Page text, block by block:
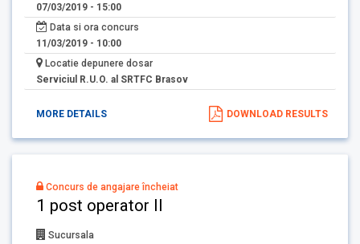
07/03/2019 - 15:00
Data si ora concurs
11/03/2019 - 10:00
Locatie depunere dosar
Serviciul R.U.O. al SRTFC Brasov
MORE DETAILS DOWNLOAD RESULTS
Concurs de angajare încheiat
1 post operator II
Sucursala